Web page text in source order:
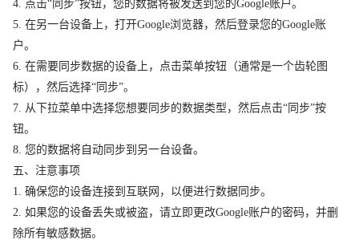
4. 点击“同步”按钮，您的数据将被发送到您的Google账户。
5. 在另一台设备上，打开Google浏览器，然后登录您的Google账
户。
6. 在需要同步数据的设备上，点击菜单按钮（通常是一个齿轮图
标），然后选择“同步”。
7. 从下拉菜单中选择您想要同步的数据类型，然后点击“同步”按
钮。
8. 您的数据将自动同步到另一台设备。
五、注意事项
1. 确保您的设备连接到互联网，以便进行数据同步。
2. 如果您的设备丢失或被盗，请立即更改Google账户的密码，并删
除所有敏感数据。